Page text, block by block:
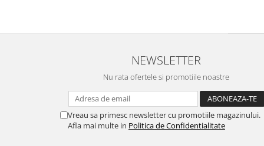
NEWSLETTER
Nu rata ofertele si promotiile noastre
Vreau sa primesc newsletter cu promotiile magazinului.
Afla mai multe in Politica de Confidentialitate